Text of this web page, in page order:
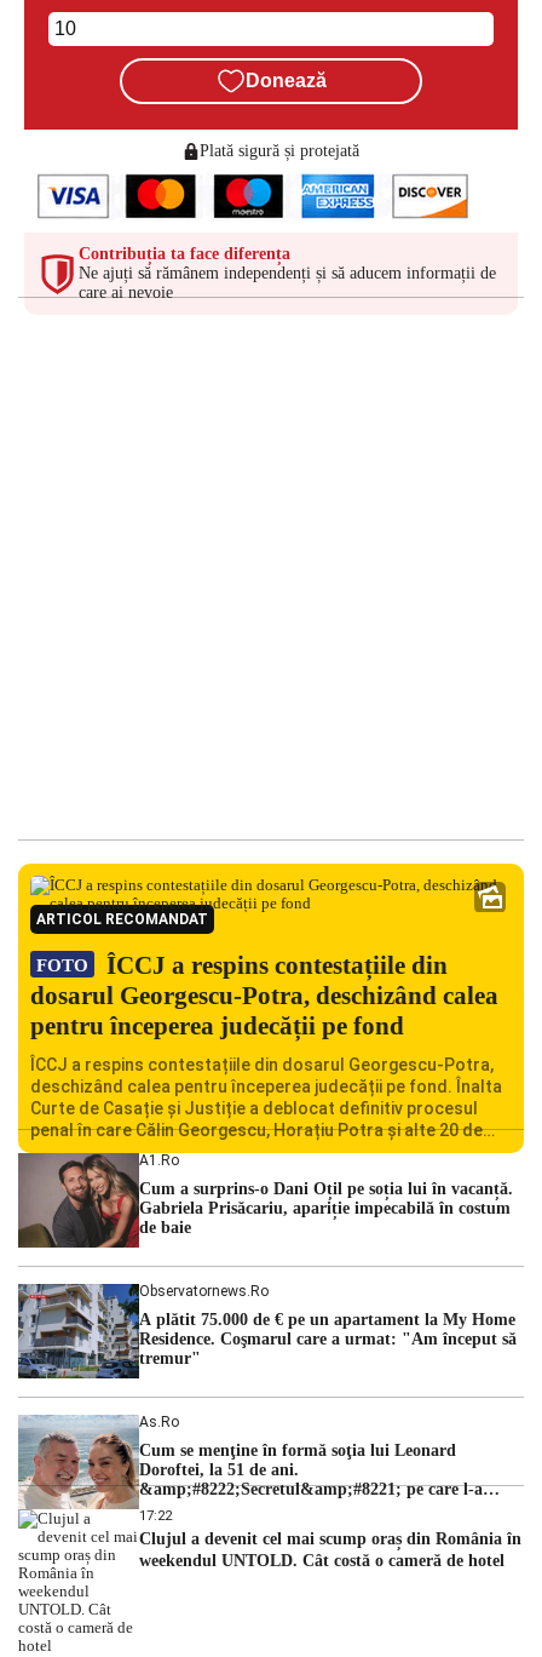
Donează
Plată sigură și protejată
Contribuția ta face diferența
Ne ajuți să rămânem independenți și să aducem informații de
care ai nevoie
ARTICOL RECOMANDAT
FOTO
ÎCCJ a respins contestațiile din
dosarul Georgescu-Potra, deschizând calea
pentru începerea judecății pe fond
ÎCCJ a respins contestațiile din dosarul Georgescu-Potra,
deschizând calea pentru începerea judecății pe fond. Înalta
Curte de Casație și Justiție a deblocat definitiv procesul
penal în care Călin Georgescu, Horațiu Potra și alte 20 de
persoane sunt acuzați de acțiuni îndreptate împotriva
ordinii constituționale. În ședința din camera preliminară,
judecătorii de la instanța supremă au […]
A1.ro
Cum a surprins-o Dani Oțil pe soția lui în vacanță.
Gabriela Prisăcariu, apariție impecabilă în costum
de baie
Observatornews.ro
A plătit 75.000 de € pe un apartament la My Home
Residence. Coşmarul care a urmat: "Am început să
tremur"
As.ro
Cum se menţine în formă soţia lui Leonard
Doroftei, la 51 de ani.
&amp;#8222;Secretul&amp;#8221; pe care l-a
dezvăluit
17:22
Clujul a devenit cel mai scump oraș din România în
weekendul UNTOLD. Cât costă o cameră de hotel